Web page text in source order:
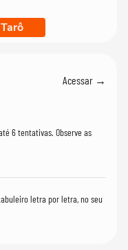
Acessar →
6 tentativas. Observe as
letra por letra, no seu